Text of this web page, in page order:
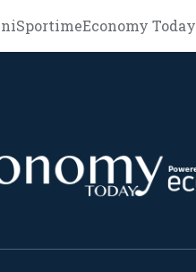
SportimeEconomy Today